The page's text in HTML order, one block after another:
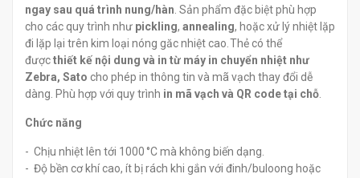
ngay sau quá trình nung/hàn . Sản phẩm đặc biệt phù hợp
cho các quy trình như pickling, annealing, hoặc xử lý nhiệt lặp
đi lặp lại trên kim loại nóng găc nhiệt cao. Thẻ có thể
đượcthiết kế nội dung và in từ máy in chuyển nhiệt như
Zebra, Sato cho phép in thông tin và mã vạch thay đổi dễ
dàng. Phù hợp với quy trình in mã vạch và QR code tại chỗ
Chức năng
- Chịu nhiệt lên tới 1000 °C mà không biến dạng.
- Độ bền cơ khí cao, ít bị rách khi gắn với đinh/buloong hoặc